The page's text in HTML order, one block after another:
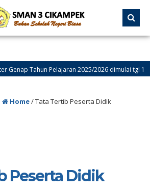
Tahun Pelajaran 2025/2026 dimulai tgl 12
Resmi SMA Negeri 3 Cikampek – PROGRESIF
Home/Tata Tertib Peserta Didik
Peserta Didik